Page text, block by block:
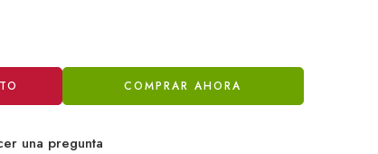
COMPRAR AHORA
una pregunta